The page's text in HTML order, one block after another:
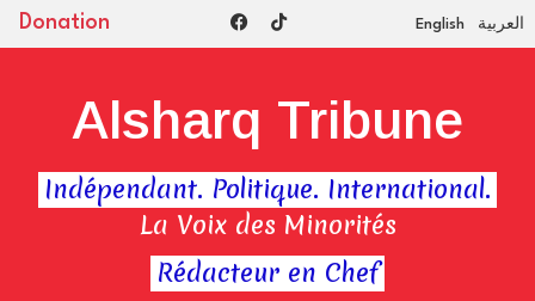
Donation English العربية
Rédacteur en Chef
Alsharq Tribune
Indépendant. Politique. International.
La Voix des Minorités